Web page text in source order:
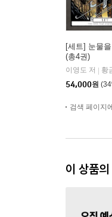
[세트] 눈물
(총4권)
이영도 저 | 황
54,000원
검색 페이지
이 상품